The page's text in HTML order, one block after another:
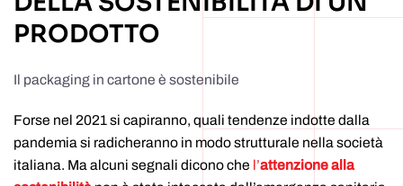
PRODOTTO
Il packaging in cartone è sostenibile
Forse nel 2021 si capiranno, quali tendenze indotte dalla
pandemia si radicheranno in modo strutturale nella società
italiana. Ma alcuni segnali dicono che l’attenzione alla